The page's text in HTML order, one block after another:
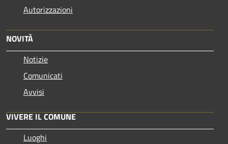
Autorizzazioni
NOVITÀ
Notizie
Comunicati
Avvisi
VIVERE IL COMUNE
Luoghi